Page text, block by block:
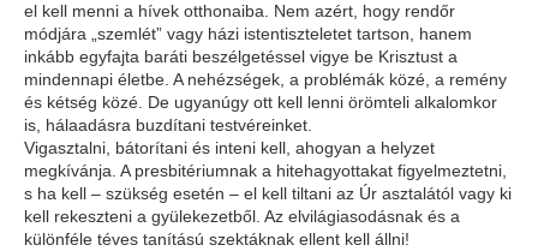
el kell menni a hívek otthonaiba. Nem azért, hogy rendőr
módjára „szemlét” vagy házi istentiszteletet tartson, hanem
inkább egyfajta baráti beszélgetéssel vigye be Krisztust a
mindennapi életbe. A nehézségek, a problémák közé, a remény
és kétség közé. De ugyanúgy ott kell lenni örömteli alkalomkor
is, hálaadásra buzdítani testvéreinket.
Vigasztalni, bátorítani és inteni kell, ahogyan a helyzet
megkívánja. A presbitériumnak a hitehagyottakat figyelmeztetni,
s ha kell – szükség esetén – el kell tiltani az Úr asztalától vagy ki
kell rekeszteni a gyülekezetből. Az elvilágiasodásnak és a
különféle téves tanítású szektáknak ellent kell állni!